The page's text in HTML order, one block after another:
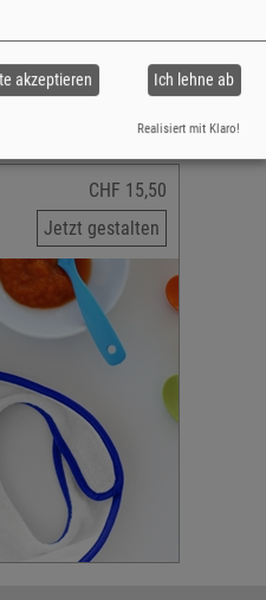
Max. 13 x 18 cm
CHF 15,50
Jetzt gestalten
Ich lehne ab
akzeptieren
Realisiert mit Klaro!